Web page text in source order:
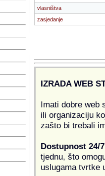
vlasništva
zasjedanje
IZRADA WEB
Imati dobre web
ili organizaciju
zašto bi trebali
Dostupnost 24/7
tjednu, što
uslugama tvrtke